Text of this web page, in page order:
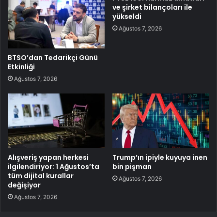
BTSO’dan Tedarikçi Günü
Etkinliği
Ağustos 7, 2026
ve şirket bilançoları ile
yükseldi
Ağustos 7, 2026
Alışveriş yapan herkesi
ilgilendiriyor: 1 Ağustos’ta
tüm dijital kurallar
değişiyor
Ağustos 7, 2026
Trump’ın ipiyle kuyuya inen
bin pişman
Ağustos 7, 2026